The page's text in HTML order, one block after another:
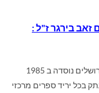
זאב בירגר ז"ל :
תכנית העורכים ספרותיים של יריד הספרים בירושלים נוסדה ב 1985
בכל יריד ספרים מרכזי